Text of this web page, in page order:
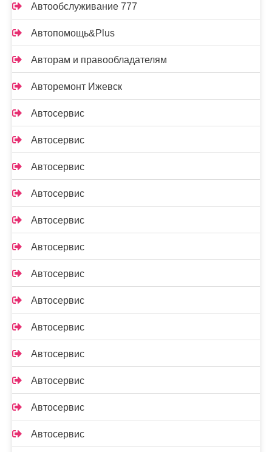
Автообслуживание 777
Автопомощь&Plus
Авторам и правообладателям
Авторемонт Ижевск
Автосервис
Автосервис
Автосервис
Автосервис
Автосервис
Автосервис
Автосервис
Автосервис
Автосервис
Автосервис
Автосервис
Автосервис
Автосервис